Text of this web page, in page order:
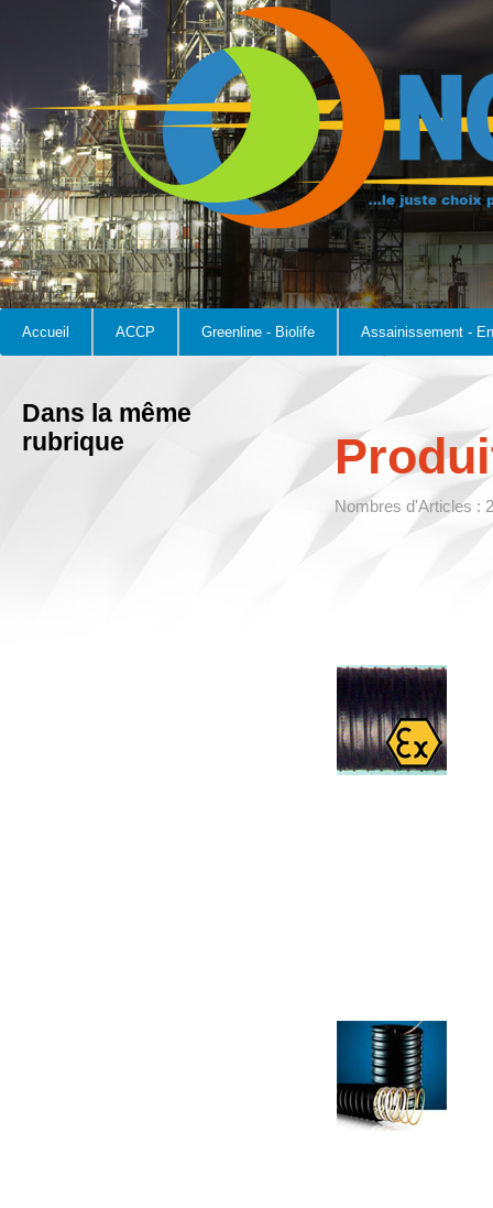
Accueil ACCP Greenline - Biolife Assainissement -
Dans la même
rubrique
Nombres d'Articles :